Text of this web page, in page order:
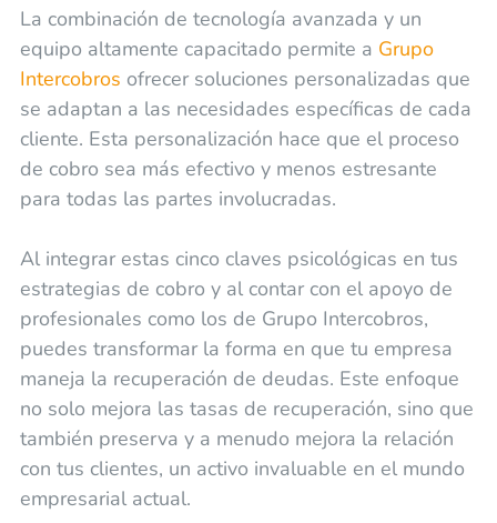
La combinación de tecnología avanzada y un
equipo altamente capacitado permite a Grupo
Intercobros ofrecer soluciones personalizadas que
se adaptan a las necesidades específicas de cada
cliente. Esta personalización hace que el proceso
de cobro sea más efectivo y menos estresante
para todas las partes involucradas.
Al integrar estas cinco claves psicológicas en tus
estrategias de cobro y al contar con el apoyo de
profesionales como los de Grupo Intercobros,
puedes transformar la forma en que tu empresa
maneja la recuperación de deudas. Este enfoque
no solo mejora las tasas de recuperación, sino que
también preserva y a menudo mejora la relación
con tus clientes, un activo invaluable en el mundo
empresarial actual.